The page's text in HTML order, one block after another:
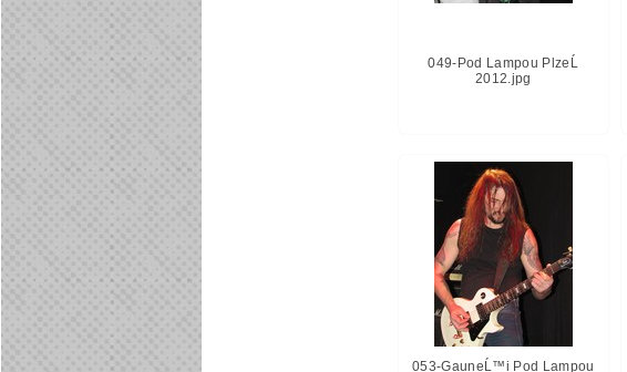
049-Pod Lampou PlzeĹ
2012.jpg
053-GauneĹ™i Pod Lampou